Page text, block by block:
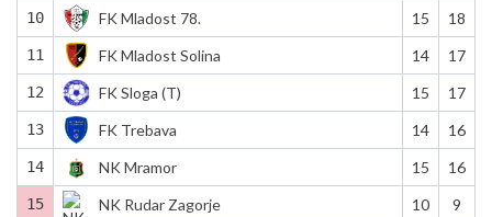
10 FK Mladost 78. 15 18
11 FK Mladost Solina 14 17
12 FK Sloga (T) 15 17
13 FK Trebava 14 16
14 NK Mramor 15 16
15 NK Rudar Zagorje 10 9